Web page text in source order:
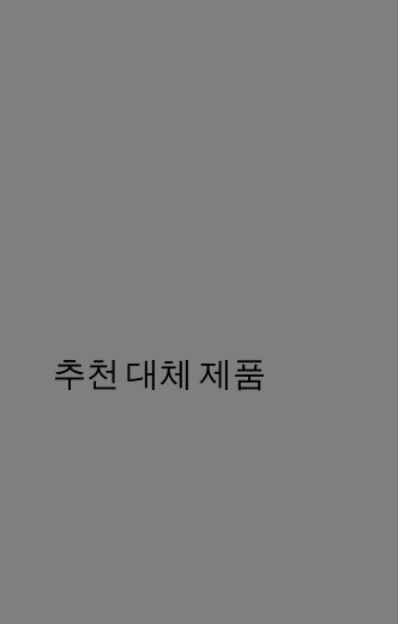
추천 대체 제품